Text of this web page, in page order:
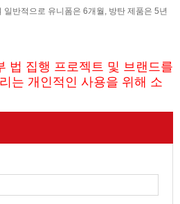
반적으로 유니폼은 6개월, 방탄 제품은 5년
법 집행 프로젝트 및 브랜드를
는 개인적인 사용을 위해 소